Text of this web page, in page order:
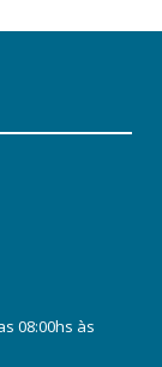
08:00hs às